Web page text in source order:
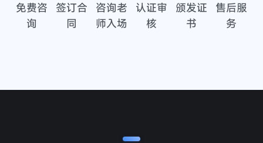
免费咨
询
签订合
同
咨询老
师入场
认证审
核
颁发证
书
售后服
务